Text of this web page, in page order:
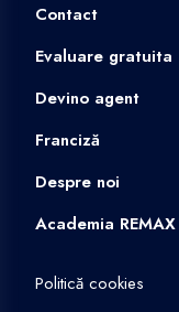
Contact
Evaluare gratuita
Devino agent
Franciză
Despre noi
Academia REMAX
Politică cookies